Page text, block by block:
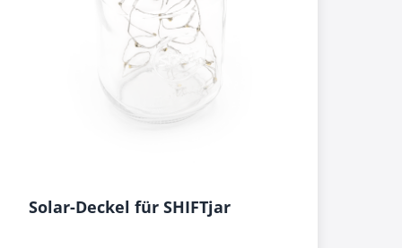
Solar-Deckel für SHIFTjar